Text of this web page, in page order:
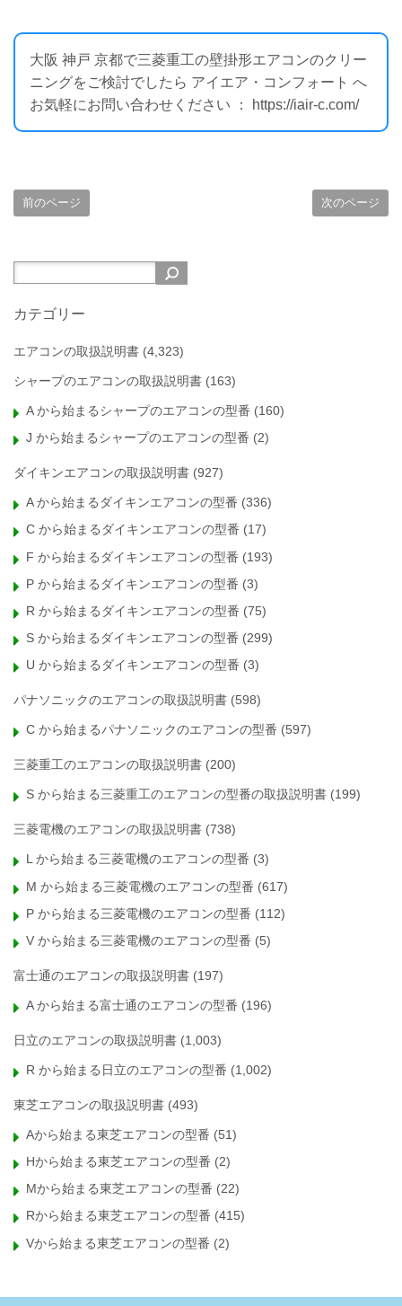
大阪 神戸 京都で三菱重工の壁掛形エアコンのクリー
ニングをご検討でしたら アイエア・コンフォート へ
お気軽にお問い合わせください ： https://iair-c.com/
前のページ 次のページ
カテゴリー
エアコンの取扱説明書 (4,323)
シャープのエアコンの取扱説明書 (163)
A から始まるシャープのエアコンの型番 (160)
J から始まるシャープのエアコンの型番 (2)
ダイキンエアコンの取扱説明書 (927)
A から始まるダイキンエアコンの型番 (336)
C から始まるダイキンエアコンの型番 (17)
F から始まるダイキンエアコンの型番 (193)
P から始まるダイキンエアコンの型番 (3)
R から始まるダイキンエアコンの型番 (75)
S から始まるダイキンエアコンの型番 (299)
U から始まるダイキンエアコンの型番 (3)
パナソニックのエアコンの取扱説明書 (598)
C から始まるパナソニックのエアコンの型番 (597)
三菱重工のエアコンの取扱説明書 (200)
S から始まる三菱重工のエアコンの型番の取扱説明書 (199)
三菱電機のエアコンの取扱説明書 (738)
L から始まる三菱電機のエアコンの型番 (3)
M から始まる三菱電機のエアコンの型番 (617)
P から始まる三菱電機のエアコンの型番 (112)
V から始まる三菱電機のエアコンの型番 (5)
富士通のエアコンの取扱説明書 (197)
A から始まる富士通のエアコンの型番 (196)
日立のエアコンの取扱説明書 (1,003)
R から始まる日立のエアコンの型番 (1,002)
東芝エアコンの取扱説明書 (493)
Aから始まる東芝エアコンの型番 (51)
Hから始まる東芝エアコンの型番 (2)
Mから始まる東芝エアコンの型番 (22)
Rから始まる東芝エアコンの型番 (415)
Vから始まる東芝エアコンの型番 (2)